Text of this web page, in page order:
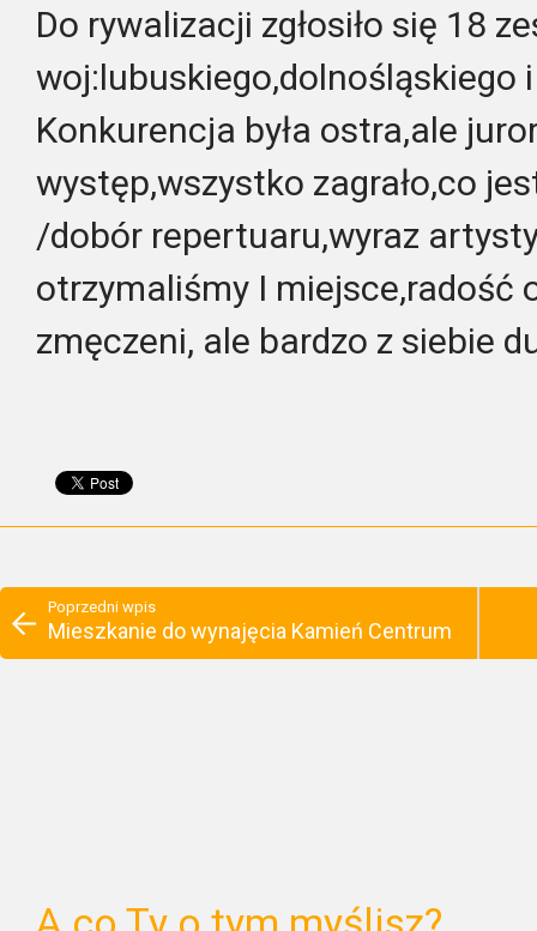
Do rywalizacji zgłosiło się 18
woj:lubuskiego,dolnośląskiego
Konkurencja była ostra,ale
występ,wszystko zagrało,co
/dobór repertuaru,wyraz
otrzymaliśmy I miejsce,radość
zmęczeni, ale bardzo z siebie
Poprzedni wpis
Mieszkanie do wynajęcia Kamień Centrum